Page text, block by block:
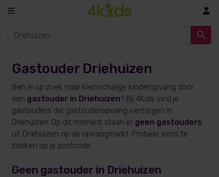
Gastouder Driehuizen
Ben je op zoek naar kleinschalige kinderopvang door
een gastouder in Driehuizen? Bij 4Kids vind je
gastouders die gastouderopvang verzorgen in
Driehuizen. Op dit moment staan er geen gastouders
uit Driehuizen op de opvangmarkt. Probeer eens te
zoeken op je postcode.
Geen gastouder in Driehuizen